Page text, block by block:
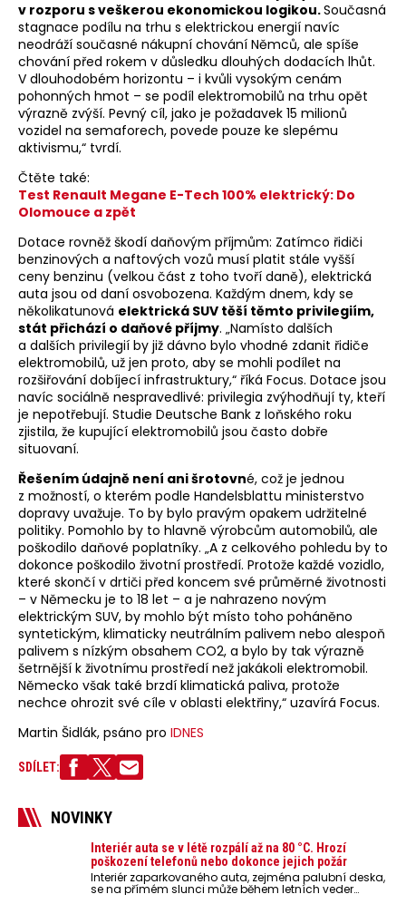
v rozporu s veškerou ekonomickou logikou.Současná
stagnace podílu na trhu s elektrickou energií navíc
neodráží současné nákupní chování Němců, ale spíše
chování před rokem v důsledku dlouhých dodacích lhůt.
V dlouhodobém horizontu – i kvůli vysokým cenám
pohonných hmot – se podíl elektromobilů na trhu opět
výrazně zvýší. Pevný cíl, jako je požadavek 15 milionů
vozidel na semaforech, povede pouze ke slepému
aktivismu,“ tvrdí.
Čtěte také:
Test Renault Megane E-Tech 100% elektrický: Do
Olomouce a zpět
Dotace rovněž škodí daňovým příjmům: Zatímco řidiči
benzinových a naftových vozů musí platit stále vyšší
ceny benzinu (velkou část z toho tvoří daně), elektrická
auta jsou od daní osvobozena. Každým dnem, kdy se
několikatunová elektrická SUV těší těmto privilegiím,
stát přichází o daňové příjmy. „Namísto dalších
a dalších privilegií by již dávno bylo vhodné zdanit řidiče
elektromobilů, už jen proto, aby se mohli podílet na
rozšiřování dobíjecí infrastruktury,“ říká Focus. Dotace jsou
navíc sociálně nespravedlivé: privilegia zvýhodňují ty, kteří
je nepotřebují. Studie Deutsche Bank z loňského roku
zjistila, že kupující elektromobilů jsou často dobře
situovaní.
Řešením údajně není ani šrotovné, což je jednou
z možností, o kterém podle Handelsblattu ministerstvo
dopravy uvažuje. To by bylo pravým opakem udržitelné
politiky. Pomohlo by to hlavně výrobcům automobilů, ale
poškodilo daňové poplatníky. „A z celkového pohledu by to
dokonce poškodilo životní prostředí. Protože každé vozidlo,
které skončí v drtiči před koncem své průměrné životnosti
– v Německu je to 18 let – a je nahrazeno novým
elektrickým SUV, by mohlo být místo toho poháněno
syntetickým, klimaticky neutrálním palivem nebo alespoň
palivem s nízkým obsahem CO2, a bylo by tak výrazně
šetrnější k životnímu prostředí než jakákoli elektromobil.
Německo však také brzdí klimatická paliva, protože
nechce ohrozit své cíle v oblasti elektřiny,“ uzavírá Focus.
Martin Šidlák, psáno pro IDNES
SDÍLET:
NOVINKY
Interiér auta se v létě rozpálí až na 80 °C. Hrozí
poškození telefonů nebo dokonce jejich požár
Interiér zaparkovaného auta, zejména palubní deska,
se na přímém slunci může během letních veder